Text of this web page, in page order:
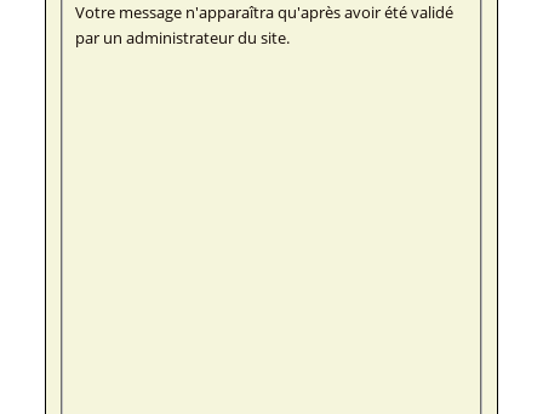
Votre message n'apparaîtra qu'après avoir été validé
par un administrateur du site.